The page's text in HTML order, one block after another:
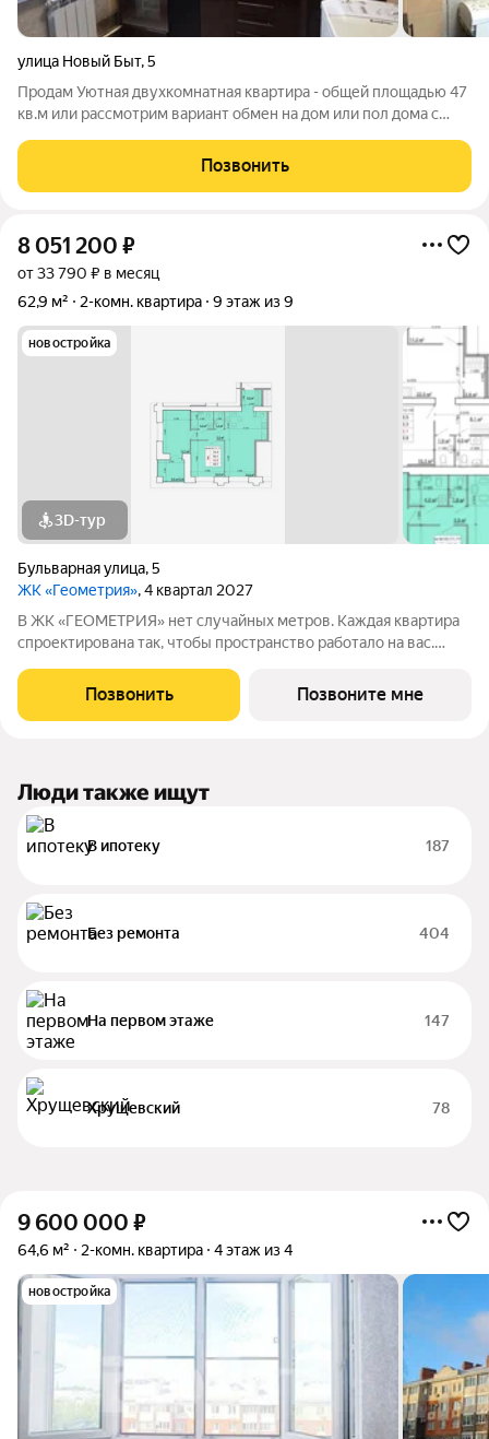
улица Новый Быт,5
Продам Уютная двухкомнатная квартира - общей площадью 47
кв.м или рассмотрим вариант обмен на дом или пол дома с
смотрят на разные стороны: одна комната - 18 м с выходом на
застеклённую лоджию, вторая
Позвонить
8 051 200 ₽
от 33 790 ₽ в месяц
62,9 м²
2-комн. квартира 9 этаж из 9
новостройка
3D-тур
Бульварная улица,5
ЖК «Геометрия», 4 квартал 2027
В ЖК «ГЕОМЕТРИЯ» нет случайных метров. Каждая квартира
спроектирована так, чтобы пространство работало на вас.
потолков 2,7 м стены оштукатурены выполнена цементно-
песчаная стяжка пола установлена
Позвонить Позвоните мне
Люди также ищут
В ипотеку 187
Без ремонта 404
На первом этаже 147
Хрущевский 78
9 600 000 ₽
64,6 м² 2-комн. квартира 4 этаж из 4
новостройка